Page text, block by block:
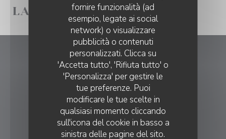
fornire funzionalità (ad
esempio, legate ai social
network) o visualizzare
pubblicità o contenuti
personalizzati. Clicca su
'Accetta tutto', 'Rifiuta tutto' o
'Personalizza' per gestire le
tue preferenze. Puoi
modificare le tue scelte in
qualsiasi momento cliccando
sull'icona del cookie in basso a
sinistra delle pagine del sito.
LA VACHE.....QUE PIZZA!
Restaurant La Désalpe
Av. de France 5, 1950 Sion, Suisse 1950 Sion
079 888 20 36
PRENOTAZIONE
RESTAURANT LA DÉSALPE